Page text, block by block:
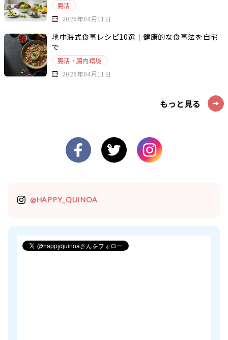
腸活
2026年04月11日
地中海式食事レシピ10選｜健康的な食事法を自宅
で
腸活・腸内環境
2026年04月11日
もっと見る
@HAPPY_QUINOA